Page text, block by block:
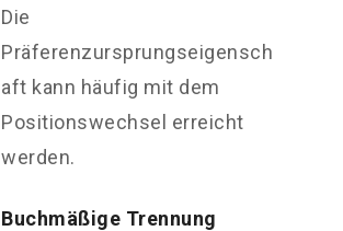
Die
Präferenzursprungseigensch
aft kann häufig mit dem
Positionswechsel erreicht
werden.
Buchmäßige Trennung